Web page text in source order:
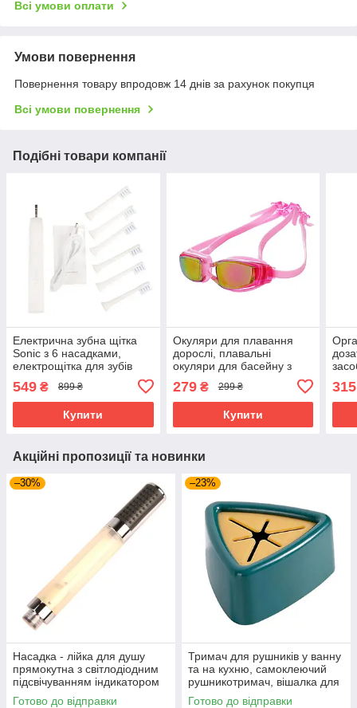
Всі умови оплати
Умови повернення
Повернення товару впродовж 14 днів за рахунок покупця
Всі умови повернення
Подібні товари компанії
Електрична зубна щітка
Sonic з 6 насадками,
електрощітка для зубів
549 ₴ 899 ₴
Купити
Окуляри для плавання
дорослі, плавальні
окуляри для басейну з
для носа, Рожевий
279₴ 299 ₴
Купити
315
Акційні пропозиції та новинки
–30%
Насадка - лійка для душу
прямокутна з світлодіодним
підсвічуванням індикатором
температури
Готово до відправки
–23%
Тримач для рушників у ванну
та на кухню, самоклеючий
рушникотримач, вішалка для
рушника, Зелений
Готово до відправки